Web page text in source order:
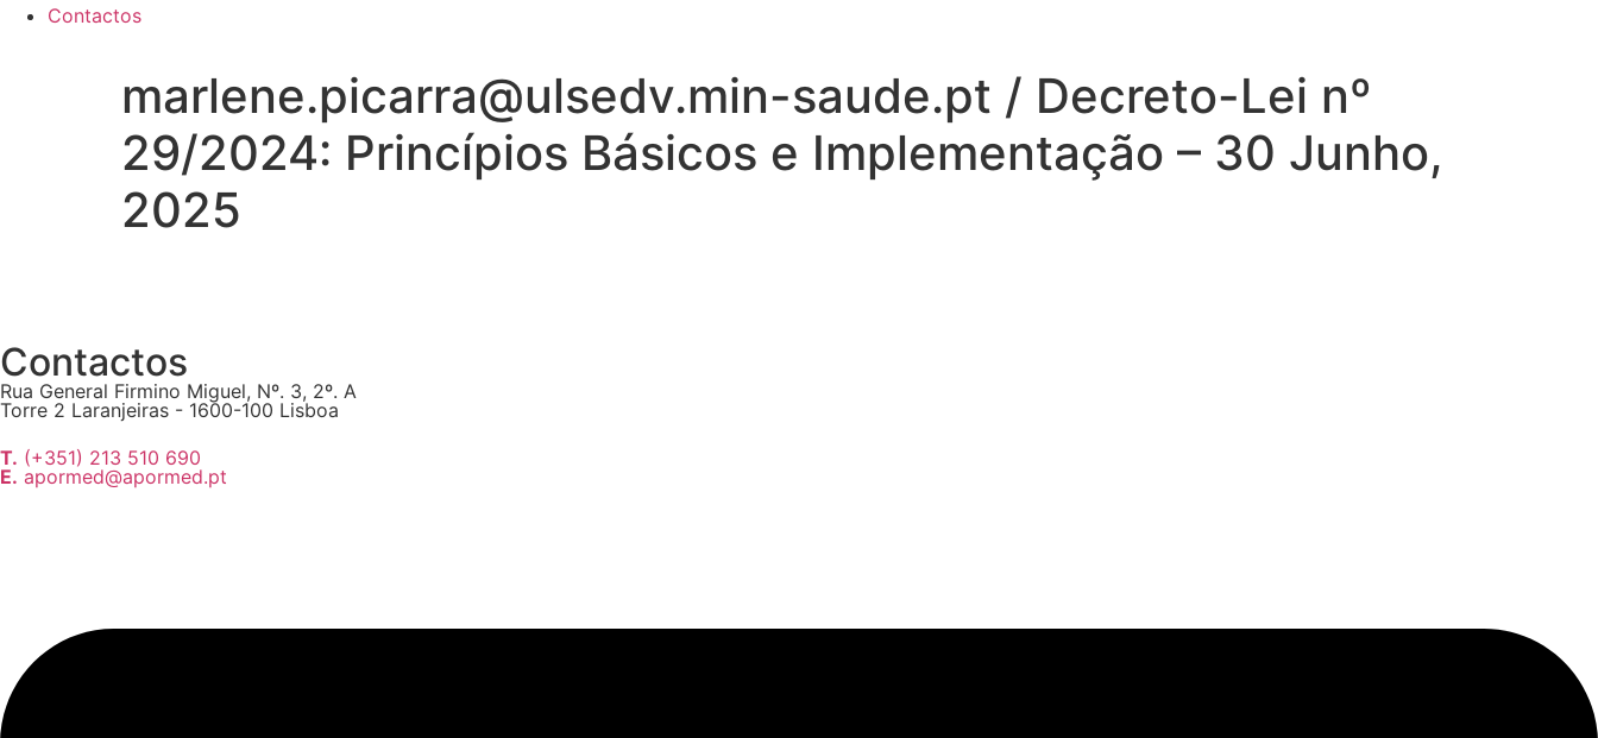
Contactos
marlene.picarra@ulsedv.min-saude.pt / Decreto-Lei nº
29/2024: Princípios Básicos e Implementação – 30 Junho,
2025
Contactos
Rua General Firmino Miguel, Nº. 3, 2º. A
Torre 2 Laranjeiras - 1600-100 Lisboa
T. (+351) 213 510 690
E. apormed@apormed.pt